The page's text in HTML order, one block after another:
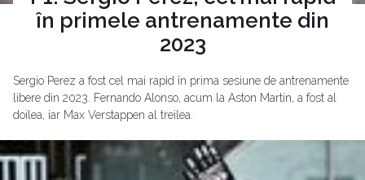
în primele antrenamente din
2023
Sergio Perez a fost cel mai rapid în prima sesiune de antrenamente
libere din 2023. Fernando Alonso, acum la Aston Martin, a fost al
doilea, iar Max Verstappen al treilea.